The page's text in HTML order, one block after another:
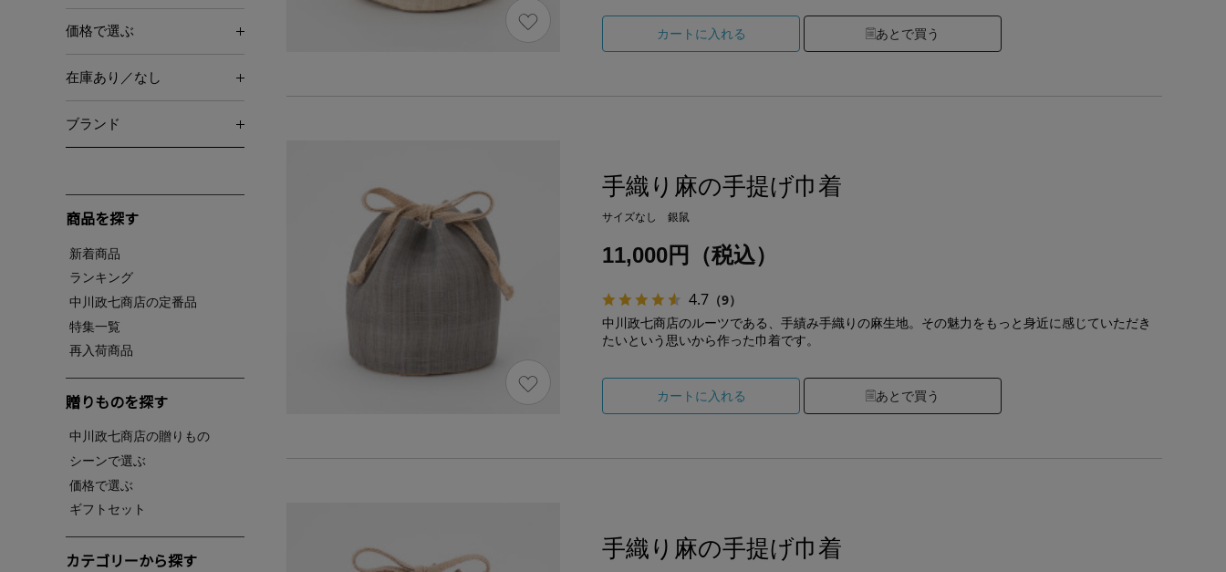
価格で選ぶ
在庫あり／なし
ブランド
商品を探す
新着商品
ランキング
中川政七商店の定番品
特集一覧
再入荷商品
贈りものを探す
中川政七商店の贈りもの
シーンで選ぶ
価格で選ぶ
ギフトセット
カテゴリーから探す
カートに入れる あとで買う
手織り麻の手提げ巾着
サイズなし 銀鼠
11,000円（税込）
4.7 （9）
カートに入れる あとで買う
中川政七商店のルーツである、手績み手織りの麻生地。その魅力をもっと身近に感じていただき
たいという思いから作った巾着です。
手織り麻の手提げ巾着